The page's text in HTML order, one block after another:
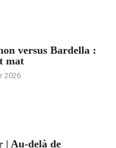
versus Bardella :
mat
2026
| Au-delà de